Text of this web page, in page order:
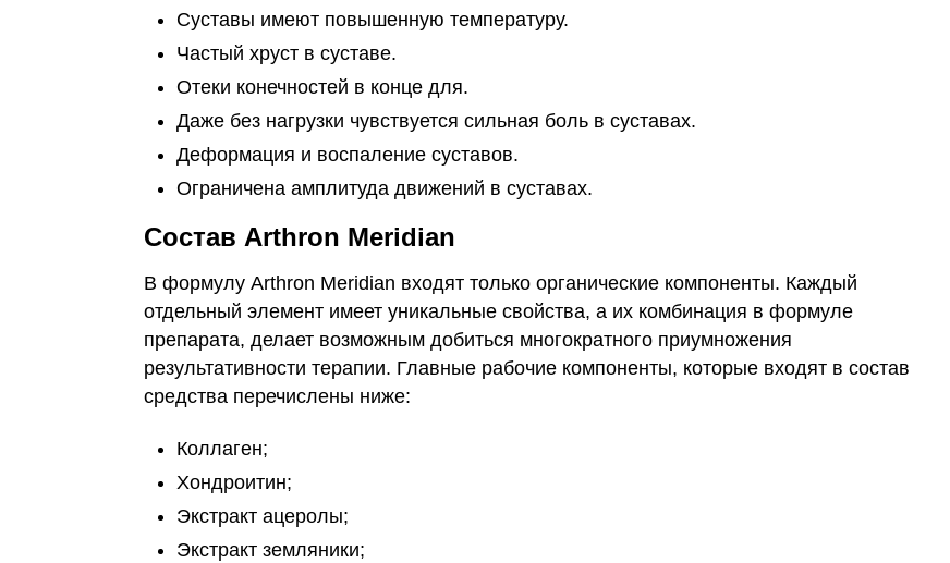
Суставы имеют повышенную температуру.
Частый хруст в суставе.
Отеки конечностей в конце для.
Даже без нагрузки чувствуется сильная боль в суставах.
Деформация и воспаление суставов.
Ограничена амплитуда движений в суставах.
Состав Arthron Meridian
В формулу Arthron Meridian входят только органические компоненты. Каждый
отдельный элемент имеет уникальные свойства, а их комбинация в формуле
препарата, делает возможным добиться многократного приумножения
результативности терапии. Главные рабочие компоненты, которые входят в состав
средства перечислены ниже:
Коллаген;
Хондроитин;
Экстракт ацеролы;
Экстракт земляники;